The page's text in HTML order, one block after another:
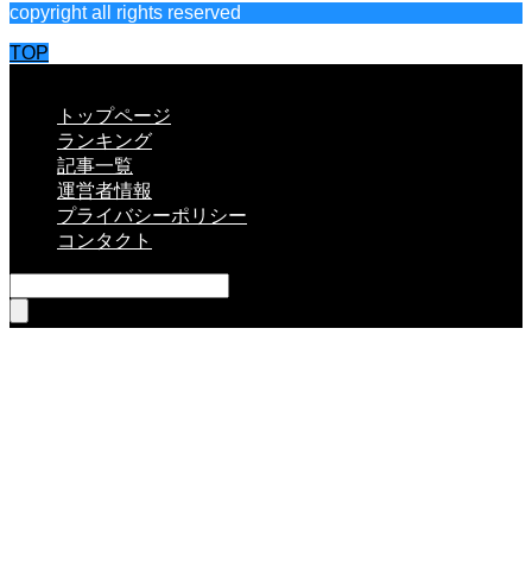
copyright all rights reserved
TOP
トップページ
ランキング
記事一覧
運営者情報
プライバシーポリシー
コンタクト